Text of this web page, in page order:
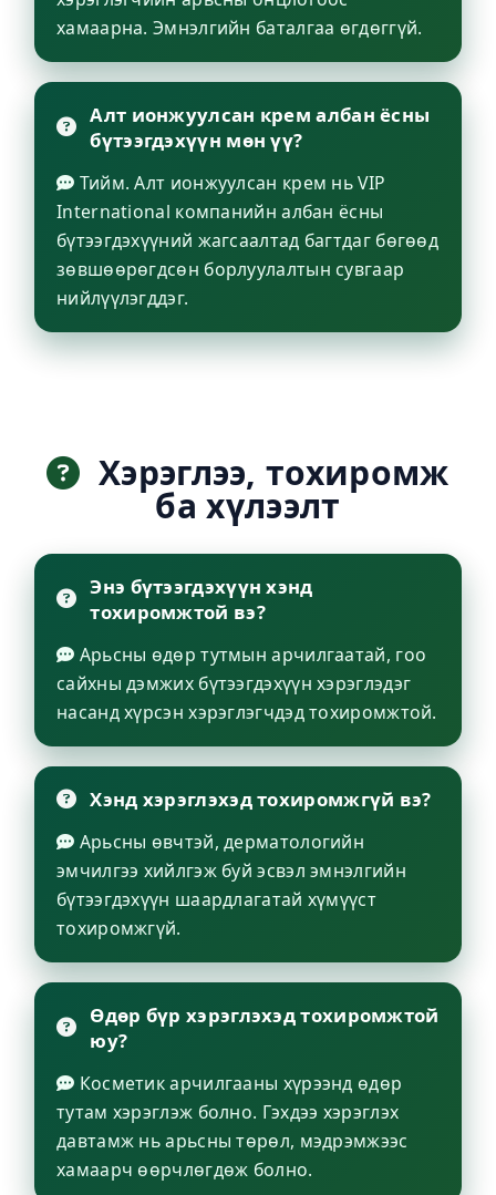
хамаарна. Эмнэлгийн баталгаа өгдөггүй.
Алт ионжуулсан крем албан ёсны
бүтээгдэхүүн мөн үү?
Тийм. Алт ионжуулсан крем нь VIP
International компанийн албан ёсны
бүтээгдэхүүний жагсаалтад багтдаг бөгөөд
зөвшөөрөгдсөн борлуулалтын сувгаар
нийлүүлэгддэг.
Хэрэглээ, тохиромж
ба хүлээлт
Энэ бүтээгдэхүүн хэнд
тохиромжтой вэ?
Арьсны өдөр тутмын арчилгаатай, гоо
сайхны дэмжих бүтээгдэхүүн хэрэглэдэг
насанд хүрсэн хэрэглэгчдэд тохиромжтой.
Хэнд хэрэглэхэд тохиромжгүй вэ?
Арьсны өвчтэй, дерматологийн
эмчилгээ хийлгэж буй эсвэл эмнэлгийн
бүтээгдэхүүн шаардлагатай хүмүүст
тохиромжгүй.
Өдөр бүр хэрэглэхэд тохиромжтой
юу?
Косметик арчилгааны хүрээнд өдөр
тутам хэрэглэж болно. Гэхдээ хэрэглэх
давтамж нь арьсны төрөл, мэдрэмжээс
хамаарч өөрчлөгдөж болно.